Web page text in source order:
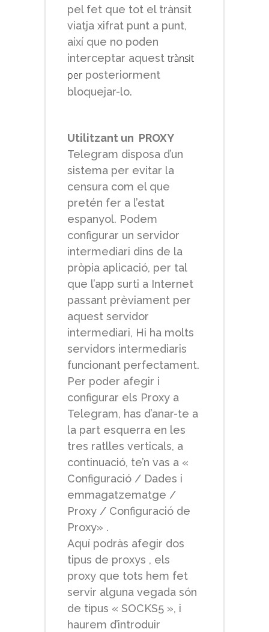
pel fet que tot el trànsit
viatja xifrat punt a punt,
així que no poden
interceptar aquest trànsit
per posteriorment
bloquejar-lo.
Utilitzant un PROXY
Telegram disposa d’un
sistema per evitar la
censura com el que
pretén fer a l’estat
espanyol. Podem
configurar un servidor
intermediari dins de la
pròpia aplicació, per tal
que l’app surti a Internet
passant prèviament per
aquest servidor
intermediari, Hi ha molts
servidors intermediaris
funcionant perfectament.
Per poder afegir i
configurar els Proxy a
Telegram, has d’anar-te a
la part esquerra en les
tres ratlles verticals, a
continuació, te’n vas a «
Configuració / Dades i
emmagatzematge /
Proxy / Configuració de
Proxy» .
Aquí podràs afegir dos
tipus de proxys , els
proxy que tots hem fet
servir alguna vegada són
de tipus « SOCKS5 », i
haurem d’introduir